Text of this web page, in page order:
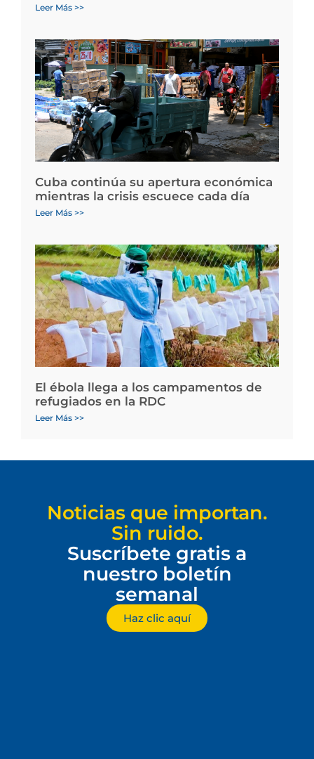
Leer Más >>
Cuba continúa su apertura económica
mientras la crisis escuece cada día
Leer Más >>
El ébola llega a los campamentos de
refugiados en la RDC
Leer Más >>
Noticias que importan.
Sin ruido.
Suscríbete gratis a
nuestro boletín
semanal
Haz clic aquí